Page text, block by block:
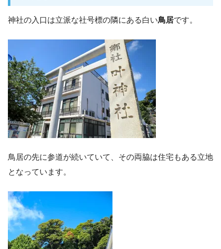
神社の入口は立派な社号標の隣にある白い鳥居です。
鳥居の先に参道が続いていて、その両脇は住宅もある立地
となっています。